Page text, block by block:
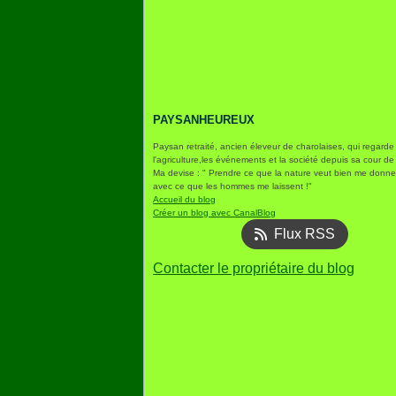
PAYSANHEUREUX
Paysan retraité, ancien éleveur de charolaises, qui regarde
l'agriculture,les événements et la société depuis sa cour de
Ma devise : " Prendre ce que la nature veut bien me
avec ce que les hommes me laissent !"
Accueil du blog
Créer un blog avec CanalBlog
Flux RSS
Contacter le propriétaire du blog